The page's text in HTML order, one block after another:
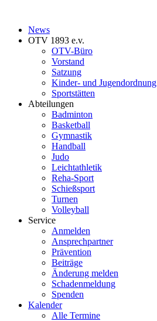
News
OTV 1893 e.v.
OTV-Büro
Vorstand
Satzung
Kinder- und Jugendordnung
Sportstätten
Abteilungen
Badminton
Basketball
Gymnastik
Handball
Judo
Leichtathletik
Reha-Sport
Schießsport
Turnen
Volleyball
Service
Anmelden
Ansprechpartner
Prävention
Beiträge
Änderung melden
Schadenmeldung
Spenden
Kalender
Alle Termine